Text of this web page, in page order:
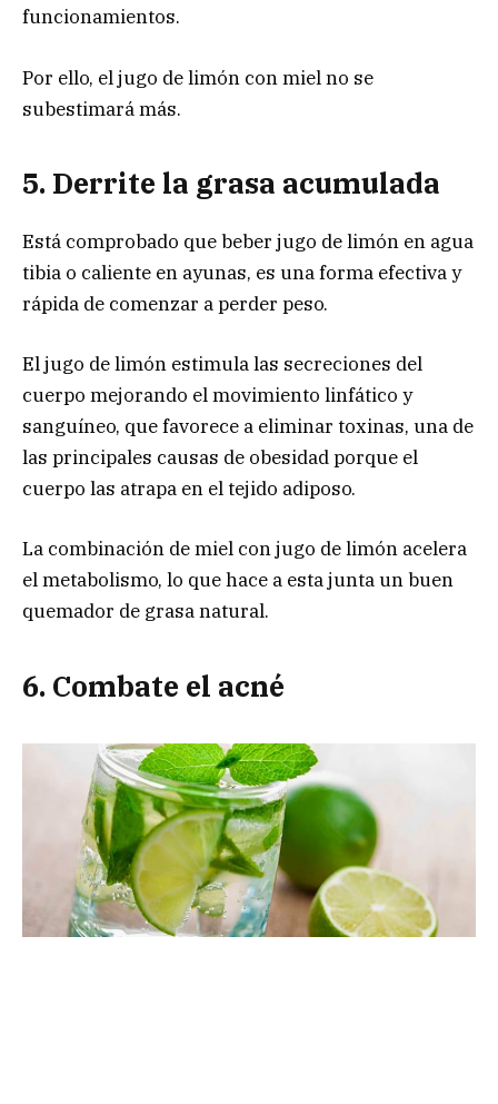
funcionamientos.
Por ello, el jugo de limón con miel no se
subestimará más.
5. Derrite la grasa acumulada
Está comprobado que beber jugo de limón en agua
tibia o caliente en ayunas, es una forma efectiva y
rápida de comenzar a perder peso.
El jugo de limón estimula las secreciones del
cuerpo mejorando el movimiento linfático y
sanguíneo, que favorece a eliminar toxinas, una de
las principales causas de obesidad porque el
cuerpo las atrapa en el tejido adiposo.
La combinación de miel con jugo de limón acelera
el metabolismo, lo que hace a esta junta un buen
quemador de grasa natural.
6. Combate el acné